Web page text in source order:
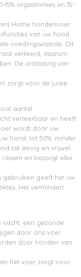
15% orgaanvlees en 15-
Home hondenvoer
van uw hond.
voedingswaarde. Dit
verteerd, daarom
De ontlasting van
zorgt voor de juiste
aantal
verteerbaar en heeft
wordt door uw
hond, tot 50%, minder
zal stevig en vrijwel
en bezorgt elke
gebruiken geeft het uw
Het vermindert
vacht, een gezonde
door ons voer.
door honden van
het voer zorgt voor